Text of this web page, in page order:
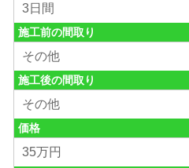
3日間
施工前の間取り
その他
施工後の間取り
その他
価格
35万円